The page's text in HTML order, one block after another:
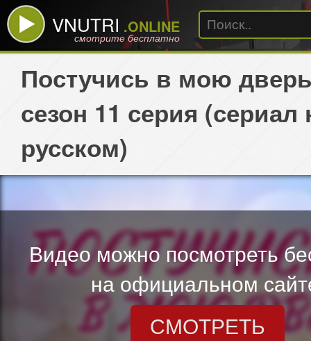
VNUTRI .ONLINE
смотрите бесплатно
Постучись в мою
сезон 11 серия (сериал
русском)
Видео можно посмотреть
на официальном
СМОТРЕТЬ